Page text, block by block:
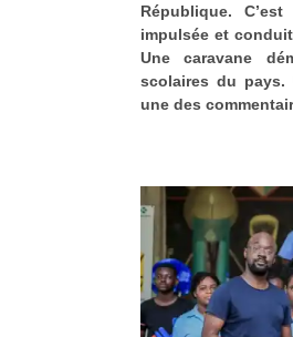
République.
impulsée et
Une caravane
scolaires du pays.
une des